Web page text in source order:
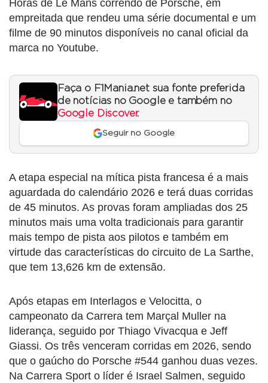
Horas de Le Mans correndo de Porsche, em
empreitada que rendeu uma série documental e um
filme de 90 minutos disponíveis no canal oficial da
marca no Youtube.
Faça o F1Mania.net sua fonte preferida
de notícias no Google e também no
Google Discover.
Seguir no Google
A etapa especial na mítica pista francesa é a mais
aguardada do calendário 2026 e terá duas corridas
de 45 minutos. As provas foram ampliadas dos 25
minutos mais uma volta tradicionais para garantir
mais tempo de pista aos pilotos e também em
virtude das características do circuito de La Sarthe,
que tem 13,626 km de extensão.
Após etapas em Interlagos e Velocitta, o
campeonato da Carrera tem Marçal Muller na
liderança, seguido por Thiago Vivacqua e Jeff
Giassi. Os três venceram corridas em 2026, sendo
que o gaúcho do Porsche #544 ganhou duas vezes.
Na Carrera Sport o líder é Israel Salmen, seguido